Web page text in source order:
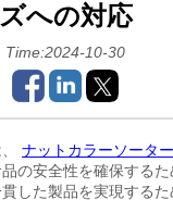
ズへの対応
Time:2024-10-30